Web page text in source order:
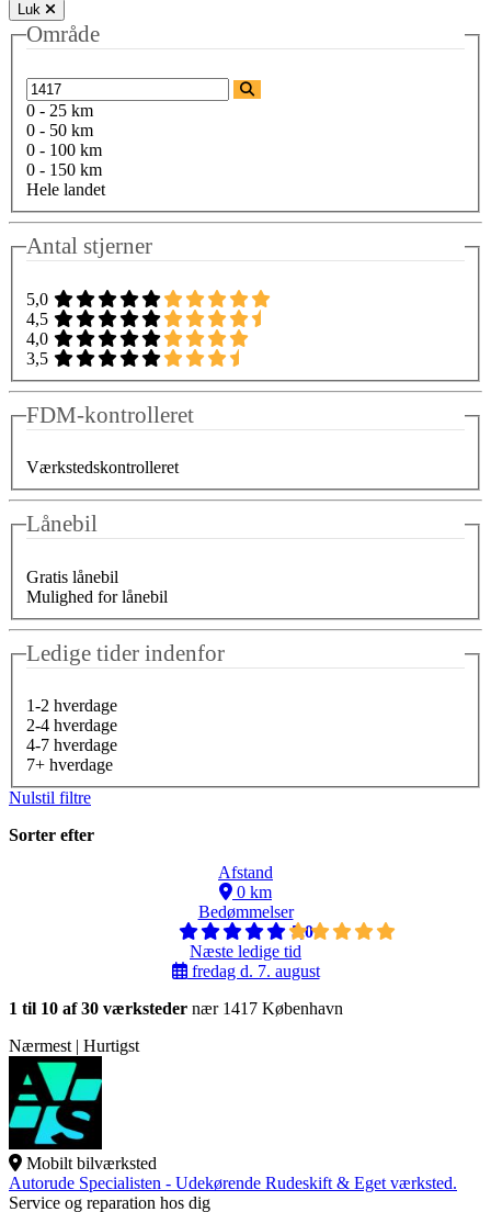
Luk
Område
0 - 25 km
0 - 50 km
0 - 100 km
0 - 150 km
Hele landet
Antal stjerner
5,0
4,5
4,0
3,5
FDM-kontrolleret
Værkstedskontrolleret
Lånebil
Gratis lånebil
Mulighed for lånebil
Ledige tider indenfor
1-2 hverdage
2-4 hverdage
4-7 hverdage
7+ hverdage
Nulstil filtre
Sorter efter
Afstand
0 km
Bedømmelser
5,0
Næste ledige tid
fredag d. 7. august
1 til 10 af 30 værksteder nær 1417 København
Nærmest | Hurtigst
Mobilt bilværksted
Autorude Specialisten - Udekørende Rudeskift & Eget værksted.
Service og reparation hos dig